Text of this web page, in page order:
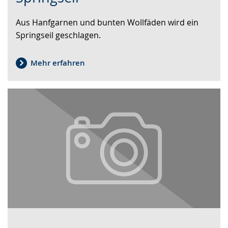
wechseln.
Deutscher
Gebärdensprache
angezeigt.
Aus Hanfgarnen und bunten Wollfäden wird ein
Springseil geschlagen.
Mehr erfahren